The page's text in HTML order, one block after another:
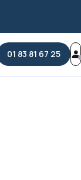
01 83 81 67 25